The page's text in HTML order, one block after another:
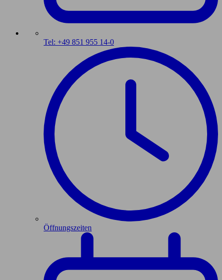
Tel: +49 851 955 14-0
Öffnungszeiten